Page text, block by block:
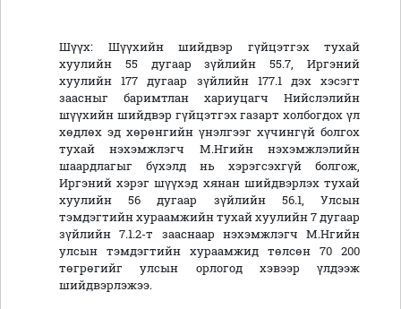
Шүүх: Шүүхийн шийдвэр гүйцэтгэх тухай
хуулийн 55 дугаар зүйлийн 55.7, Иргэний
хуулийн 177 дугаар зүйлийн 177.1 дэх хэсэгт
заасныг баримтлан хариуцагч Нийслэлийн
шүүхийн шийдвэр гүйцэтгэх газарт холбогдох үл
хөдлөх эд хөрөнгийн үнэлгээг хүчингүй болгох
тухай нэхэмжлэгч М.Нгийн нэхэмжлэлийн
шаардлагыг бүхэлд нь хэрэгсэхгүй болгож,
Иргэний хэрэг шүүхэд хянан шийдвэрлэх тухай
хуулийн 56 дугаар зүйлийн 56.1, Улсын
тэмдэгтийн хураамжийн тухай хуулийн 7 дугаар
зүйлийн 7.1.2-т зааснаар нэхэмжлэгч М.Нгийн
улсын тэмдэгтийн хураамжид төлсөн 70 200
төгрөгийг улсын орлогод хэвээр үлдээж
шийдвэрлэжээ.